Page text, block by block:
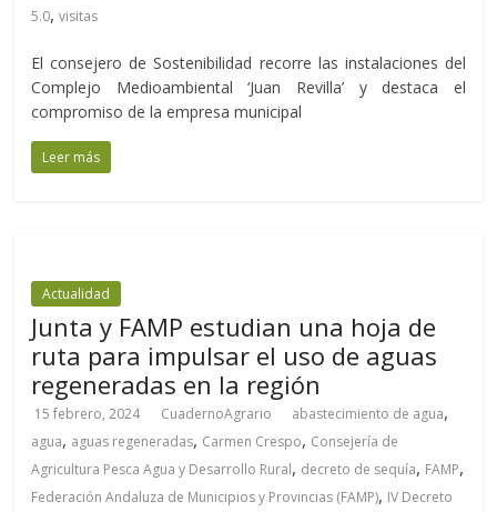
5.0,visitas
El consejero de Sostenibilidad recorre las instalaciones del
Complejo Medioambiental ‘Juan Revilla’ y destaca el
compromiso de la empresa municipal
Leer más
Actualidad
Junta y FAMP estudian una hoja de
ruta para impulsar el uso de aguas
regeneradas en la región
15 febrero, 2024 CuadernoAgrario abastecimiento de agua,
agua, aguas regeneradas, Carmen Crespo, Consejería de
Agricultura Pesca Agua y Desarrollo Rural, decreto de sequía, FAMP,
Federación Andaluza de Municipios y Provincias (FAMP), IV Decreto